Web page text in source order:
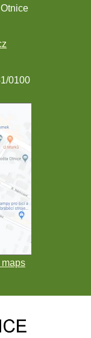
0100